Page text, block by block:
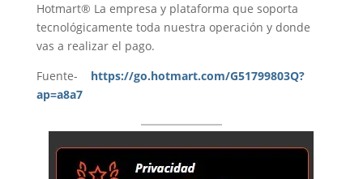
Hotmart® La empresa y plataforma que soporta
tecnológicamente toda nuestra operación y donde
vas a realizar el pago.
Fuente-
https://go.hotmart.com/G51799803Q?
ap=a8a7